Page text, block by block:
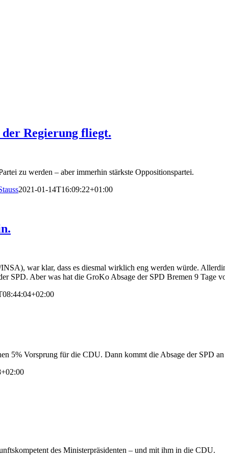
Regierung fliegt.
zu werden – aber immerhin stärkste Oppositionspartei.
2021-01-14T16:09:22+01:00
war klar, dass es diesmal wirklich eng werden würde.
SPD. Aber was hat die GroKo Absage der SPD Bremen 9 Tage
5% Vorsprung für die CDU. Dann kommt die Absage der SPD
des Ministerpräsidenten – und mit ihm in die CDU.